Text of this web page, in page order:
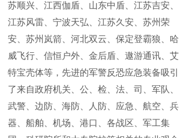
苏顺兴、江西伽盾、山东中盾、江苏吉安、
江苏风雷、宁波天弘、江苏久安、苏州荣
安、苏州岚箭、河北双云、保定登霸狼、哈
威飞行、信恒户外、金后盾、遨游通讯、艾
特宝壳体等，先进的军警反恐应急装备吸引
了来自政府机关、公、检、法、司、军队、
武警、边防、海防、人防、应急、航空、兵
器、船舶、机场、港口、各战区、军工集